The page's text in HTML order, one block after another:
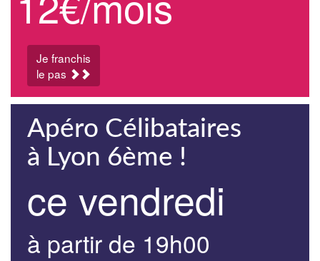
Je franchis
le pas
Apéro Célibataires
à Lyon 6ème !
ce vendredi
à partir de 19h00